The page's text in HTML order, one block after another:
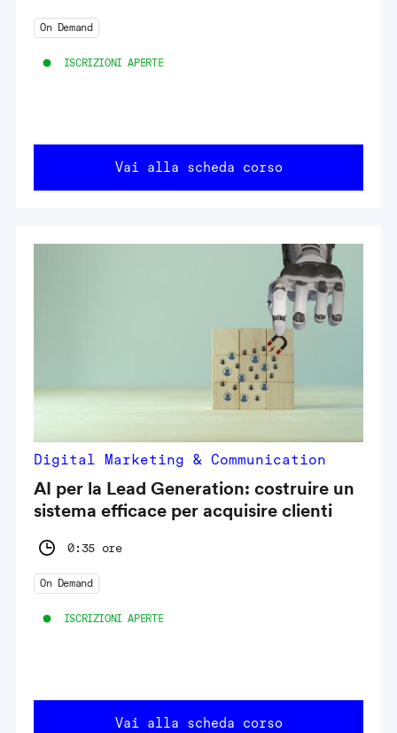
On Demand
ISCRIZIONI APERTE
Vai alla scheda corso
Digital Marketing & Communication
AI per la Lead Generation: costruire un
sistema efficace per acquisire clienti
0:35 ore
On Demand
ISCRIZIONI APERTE
Vai alla scheda corso